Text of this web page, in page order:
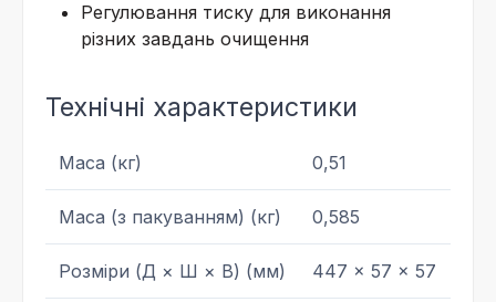
Регулювання тиску для виконання
різних завдань очищення
Технічні характеристики
Маса (кг) 0,51
Маса (з пакуванням) (кг) 0,585
Розміри (Д × Ш × В) (мм) 447 x 57 x 57